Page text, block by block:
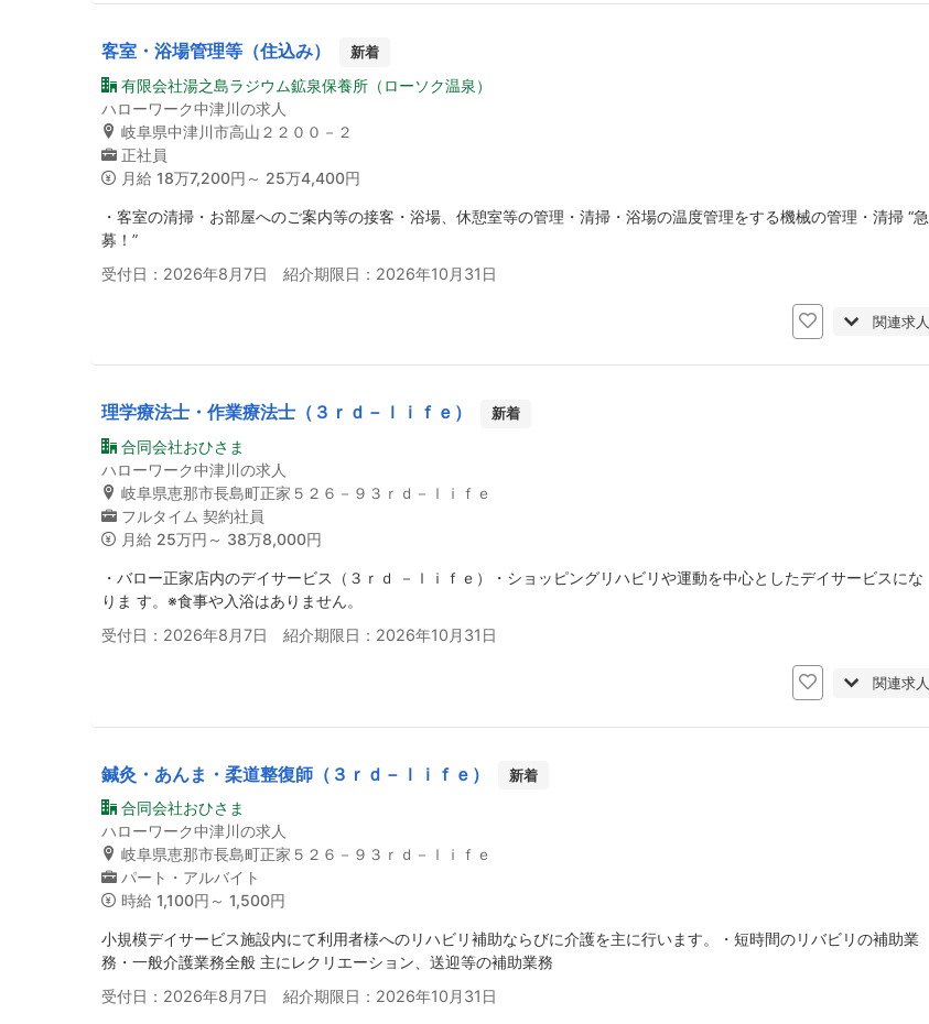
客室・浴場管理等（住込み） 新着
有限会社湯之島ラジウム鉱泉保養所（ローソク温泉）
ハローワーク中津川の求人
岐阜県中津川市高山２２００－２
正社員
月給 18万7,200円～ 25万4,400円
・客室の清掃・お部屋へのご案内等の接客・浴場、休憩室等の管理・清掃・浴場の温度管理をする機械の管理・清掃 “急
募！”
受付日：2026年8月7日 紹介期限日：2026年10月31日
関連求人
理学療法士・作業療法士（３ｒｄ－ｌｉｆｅ） 新着
合同会社おひさま
ハローワーク中津川の求人
岐阜県恵那市長島町正家５２６－９３ｒｄ－ｌｉｆｅ
フルタイム 契約社員
月給 25万円～ 38万8,000円
・バロー正家店内のデイサービス（３ｒｄ －ｌｉｆｅ）・ショッピングリハビリや運動を中心としたデイサービスにな
りま す。※食事や入浴はありません。
受付日：2026年8月7日 紹介期限日：2026年10月31日
関連求人
鍼灸・あんま・柔道整復師（３ｒｄ－ｌｉｆｅ） 新着
合同会社おひさま
ハローワーク中津川の求人
岐阜県恵那市長島町正家５２６－９３ｒｄ－ｌｉｆｅ
パート・アルバイト
時給 1,100円～ 1,500円
小規模デイサービス施設内にて利用者様へのリハビリ補助ならびに介護を主に行います。・短時間のリバビリの補助業
務・一般介護業務全般 主にレクリエーション、送迎等の補助業務
受付日：2026年8月7日 紹介期限日：2026年10月31日